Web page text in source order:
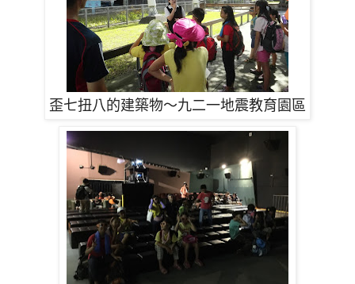
歪七扭八的建築物～九二一地震教育園區